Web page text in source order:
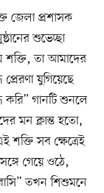
জেলা প্রশাসক
শুভেচ্ছা
শক্তি, তা আমাদের
যুগিয়েছে
করি” গানটি শুনলে
মন ক্লান্ত হতো,
সব ক্ষেত্রেই
গেয়ে ওঠে,
তখন শিশুমনে